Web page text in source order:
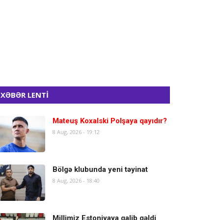
XƏBƏR LENTİ
Mateuş Koxalski Polşaya qayıdır?
8 Aug, 2026 - 19:12
Bölgə klubunda yeni təyinat
8 Aug, 2026 - 18:40
Millimiz Estoniyaya qalib gəldi